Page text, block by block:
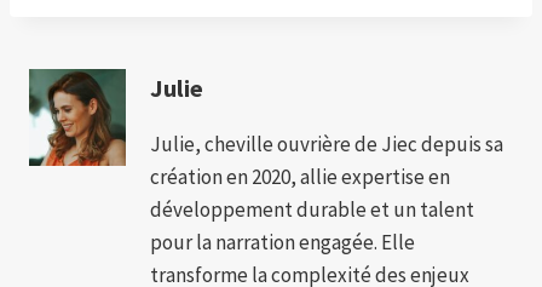
Julie
Julie, cheville ouvrière de Jiec depuis sa
création en 2020, allie expertise en
développement durable et un talent
pour la narration engagée. Elle
transforme la complexité des enjeux